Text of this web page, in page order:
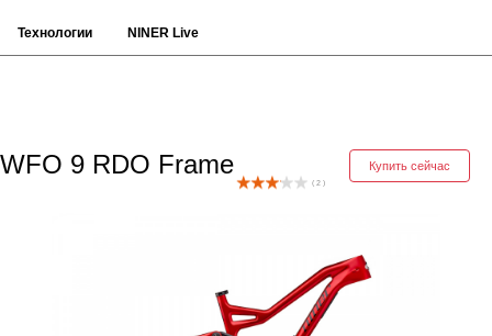
Технологии NINER Live
Купить сейчас
WFO 9 RDO Frame
( 2 )